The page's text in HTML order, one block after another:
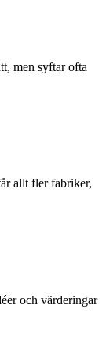
men syftar ofta
allt fler fabriker,
och värderingar